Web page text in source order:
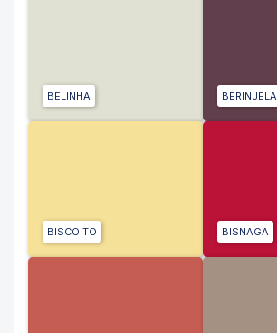
BELINHA BERINJELA
BISCOITO BISNAGA